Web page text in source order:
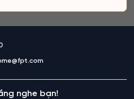
nghe bạn!